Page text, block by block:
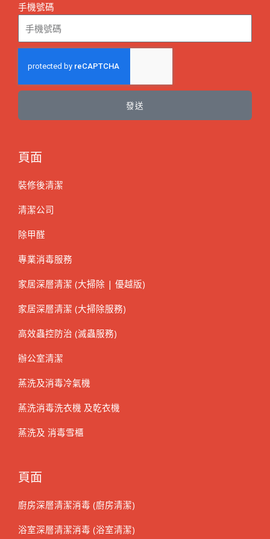
手機號碼
發送
頁面
裝修後清潔
清潔公司
除甲醛
專業消毒服務
家居深層清潔 (大掃除 | 優越版)
家居深層清潔 (大掃除服務)
高效蟲控防治 (滅蟲服務)
辦公室清潔
蒸洗及消毒冷氣機
蒸洗消毒洗衣機 及乾衣機
蒸洗及 消毒雪櫃
頁面
廚房深層清潔消毒 (廚房清潔)
浴室深層清潔消毒 (浴室清潔)